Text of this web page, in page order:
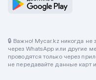
🔒 Важно! Mycar.kz никогда не
через WhatsApp или другие
проводятся только через
не передавайте данные карт